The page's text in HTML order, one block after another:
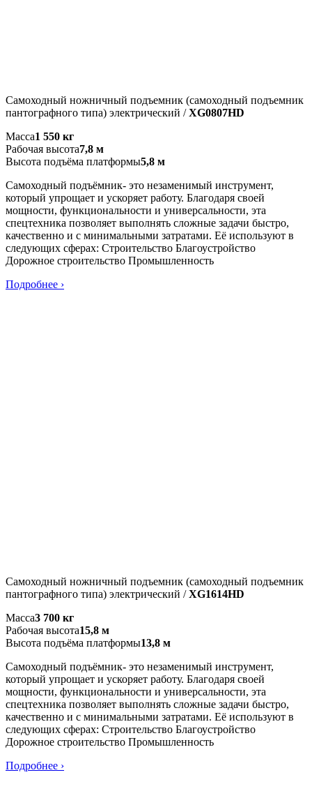
Самоходный ножничный подъемник (самоходный подъемник
пантографного типа) электрический /XG0807HD
Масса1 550 кг
Рабочая высота7,8 м
Высота подъёма платформы5,8 м
Самоходный подъёмник- это незаменимый инструмент,
который упрощает и ускоряет работу. Благодаря своей
мощности, функциональности и универсальности, эта
спецтехника позволяет выполнять сложные задачи быстро,
качественно и с минимальными затратами. Её используют в
следующих сферах: Строительство Благоустройство
Дорожное строительство Промышленность
Подробнее ›
Самоходный ножничный подъемник (самоходный подъемник
пантографного типа) электрический /XG1614HD
Масса3 700 кг
Рабочая высота15,8 м
Высота подъёма платформы13,8 м
Самоходный подъёмник- это незаменимый инструмент,
который упрощает и ускоряет работу. Благодаря своей
мощности, функциональности и универсальности, эта
спецтехника позволяет выполнять сложные задачи быстро,
качественно и с минимальными затратами. Её используют в
следующих сферах: Строительство Благоустройство
Дорожное строительство Промышленность
Подробнее ›